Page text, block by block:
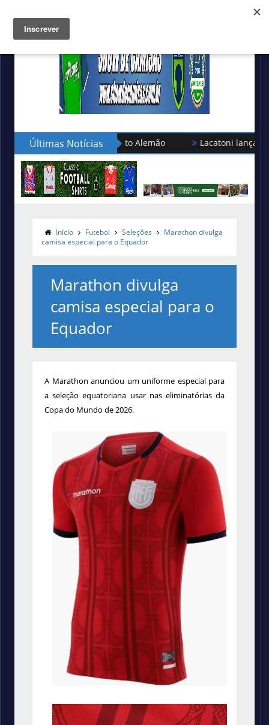
Últimas Notícias
Lacatoni lança as novas
Início Futebol Seleções
Marathon divulga
camisa especial para o Equador
Marathon divulga
camisa especial para o
Equador
A Marathon anunciou um uniforme especial para
a seleção equatoriana usar nas eliminatórias da
Copa do Mundo de 2026.